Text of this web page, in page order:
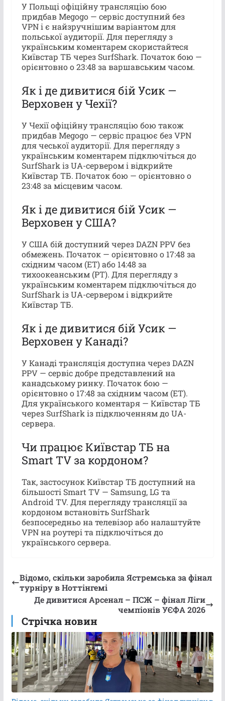
У Польщі офіційну трансляцію бою
придбав Megogo — сервіс доступний без
VPN і є найзручнішим варіантом для
польської аудиторії. Для перегляду з
українським коментарем скористайтеся
Київстар ТБ через SurfShark. Початок бою —
орієнтовно о 23:48 за варшавським часом.
Як і де дивитися бій Усик —
Верховен у Чехії?
У Чехії офіційну трансляцію бою також
придбав Megogo — сервіс працює без VPN
для чеської аудиторії. Для перегляду з
українським коментарем підключіться до
SurfShark із UA-сервером і відкрийте
Київстар ТБ. Початок бою — орієнтовно о
23:48 за місцевим часом.
Як і де дивитися бій Усик —
Верховен у США?
У США бій доступний через DAZN PPV без
обмежень. Початок — орієнтовно о 17:48 за
східним часом (ET) або 14:48 за
тихоокеанським (PT). Для перегляду з
українським коментарем підключіться до
SurfShark із UA-сервером і відкрийте
Київстар ТБ.
Як і де дивитися бій Усик —
Верховен у Канаді?
У Канаді трансляція доступна через DAZN
PPV — сервіс добре представлений на
канадському ринку. Початок бою —
орієнтовно о 17:48 за східним часом (ET).
Для українського коментаря — Київстар ТБ
через SurfShark із підключенням до UA-
сервера.
Чи працює Київстар ТБ на
Smart TV за кордоном?
Так, застосунок Київстар ТБ доступний на
більшості Smart TV — Samsung, LG та
Android TV. Для перегляду трансляції за
кордоном встановіть SurfShark
безпосередньо на телевізор або налаштуйте
VPN на роутері та підключіться до
українського сервера.
Відомо, скільки заробила Ястремська за фінал
турніру в Ноттінгемі
Де дивитися Арсенал – ПСЖ – фінал Ліги
чемпіонів УЄФА 2026
Стрічка новин